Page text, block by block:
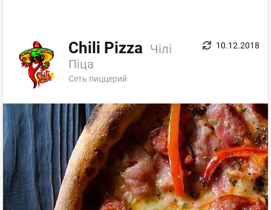
Chili Pizza Чілі
Піца
Сеть пиццерий
10.12.2018